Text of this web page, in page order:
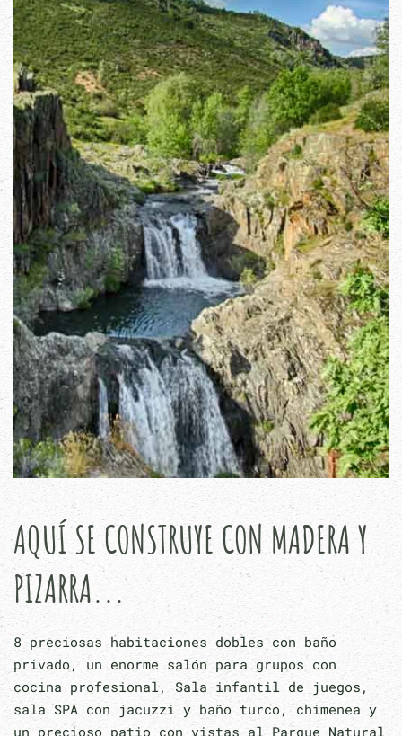
AQUÍ SE CONSTRUYE CON MADERA Y
PIZARRA...
8 preciosas habitaciones dobles con baño
privado, un enorme salón para grupos con
cocina profesional, Sala infantil de juegos,
sala SPA con jacuzzi y baño turco, chimenea y
un precioso patio con vistas al Parque Natural